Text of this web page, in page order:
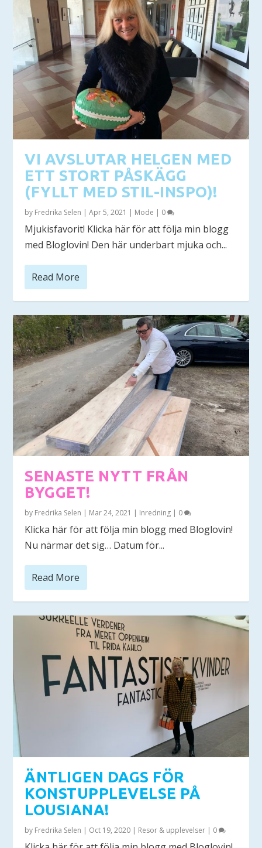
VI AVSLUTAR HELGEN MED
ETT STORT PÅSKÄGG
(FYLLT MED STIL-INSPO)!
by Fredrika Selen |Apr 5, 2021 | Mode | 0
Mjukisfavorit! Klicka här för att följa min blogg
med Bloglovin! Den här underbart mjuka och...
Read More
SENASTE NYTT FRÅN
BYGGET!
by Fredrika Selen | Mar 24, 2021 | Inredning | 0
Klicka här för att följa min blogg med Bloglovin!
Nu närmar det sig… Datum för...
Read More
ÄNTLIGEN DAGS FÖR
KONSTUPPLEVELSE PÅ
LOUSIANA!
by Fredrika Selen | Oct 19, 2020 | Resor & upplevelser | 0